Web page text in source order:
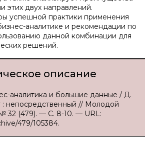
этих двух направлений.
успешной практики применения
аналитике и рекомендации по
данной комбинации для
решений.
описание
аналитика и большие данные / Д.
: непосредственный // Молодой
32 (479). — С. 8-10. — URL:
479/105384.